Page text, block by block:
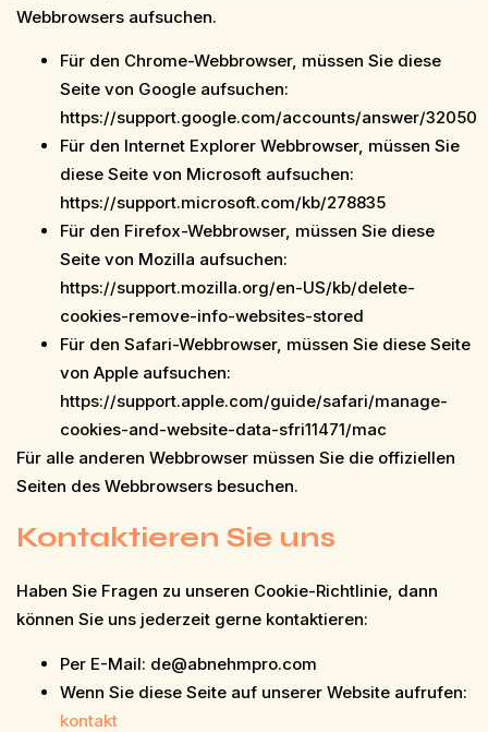
Webbrowsers aufsuchen.
Für den Chrome-Webbrowser, müssen Sie diese
Seite von Google aufsuchen:
https://support.google.com/accounts/answer/32050
Für den Internet Explorer Webbrowser, müssen Sie
diese Seite von Microsoft aufsuchen:
https://support.microsoft.com/kb/278835
Für den Firefox-Webbrowser, müssen Sie diese
Seite von Mozilla aufsuchen:
https://support.mozilla.org/en-US/kb/delete-
cookies-remove-info-websites-stored
Für den Safari-Webbrowser, müssen Sie diese Seite
von Apple aufsuchen:
https://support.apple.com/guide/safari/manage-
cookies-and-website-data-sfri11471/mac
Für alle anderen Webbrowser müssen Sie die offiziellen
Seiten des Webbrowsers besuchen.
Kontaktieren Sie uns
Haben Sie Fragen zu unseren Cookie-Richtlinie, dann
können Sie uns jederzeit gerne kontaktieren:
Per E-Mail: de@abnehmpro.com
Wenn Sie diese Seite auf unserer Website aufrufen:
kontakt